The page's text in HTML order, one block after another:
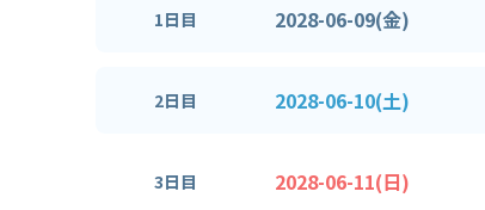
1日目 2028-06-09(金)
2日目 2028-06-10(土)
3日目 2028-06-11(日)